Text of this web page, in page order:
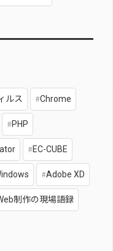
ルス Chrome
PHP
EC-CUBE
Adobe XD
制作の現場語録